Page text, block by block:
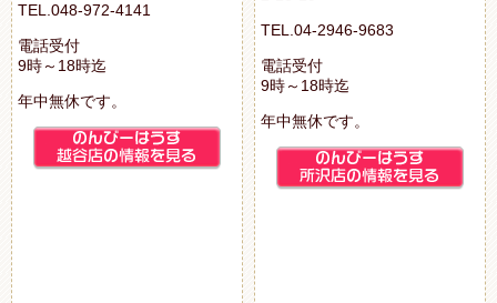
TEL.048-972-4141
電話受付
9時～18時迄
年中無休です。
TEL.04-2946-9683
電話受付
9時～18時迄
年中無休です。